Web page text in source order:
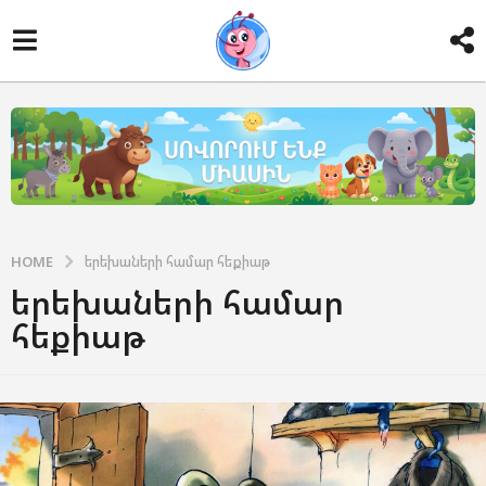
HOME երեխաների համար հեքիաթ
երեխաների համար
հեքիաթ